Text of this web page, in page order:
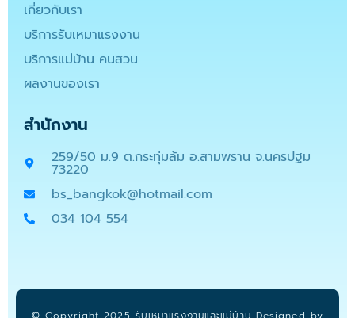
เกี่ยวกับเรา
บริการรับเหมาแรงงาน
บริการแม่บ้าน คนสวน
ผลงานของเรา
สำนักงาน
259/50 ม.9 ต.กระทุ่มล้ม อ.สามพราน จ.นครปฐม
73220
bs_bangkok@hotmail.com
034 104 554